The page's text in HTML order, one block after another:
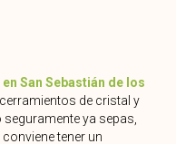
San Sebastián de los
de cristal y
ya sepas,
tener un